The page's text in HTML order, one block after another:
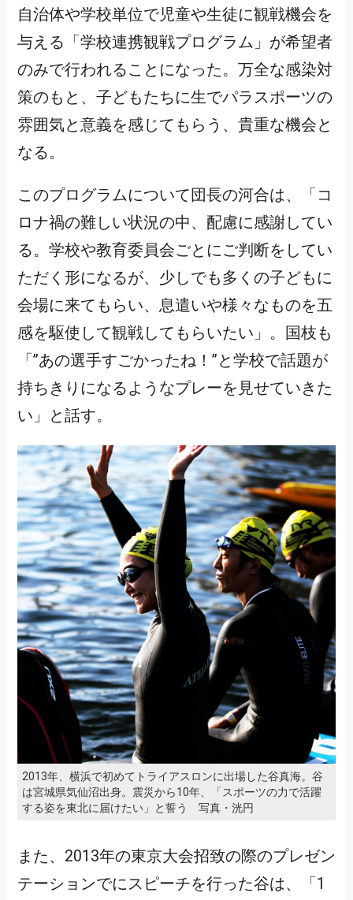
自治体や学校単位で児童や生徒に観戦機会を
与える「学校連携観戦プログラム」が希望者
のみで行われることになった。万全な感染対
策のもと、子どもたちに生でパラスポーツの
雰囲気と意義を感じてもらう、貴重な機会と
なる。
このプログラムについて団長の河合は、「コ
ロナ禍の難しい状況の中、配慮に感謝してい
る。学校や教育委員会ごとにご判断をしてい
ただく形になるが、少しでも多くの子どもに
会場に来てもらい、息遣いや様々なものを五
感を駆使して観戦してもらいたい」。国枝も
「”あの選手すごかったね！”と学校で話題が
持ちきりになるようなプレーを見せていきた
い」と話す。
2013年、横浜で初めてトライアスロンに出場した谷真海。谷
は宮城県気仙沼出身。震災から10年、「スポーツの力で活躍
する姿を東北に届けたい」と誓う 写真・洸円
また、2013年の東京大会招致の際のプレゼン
テーションでにスピーチを行った谷は、「1